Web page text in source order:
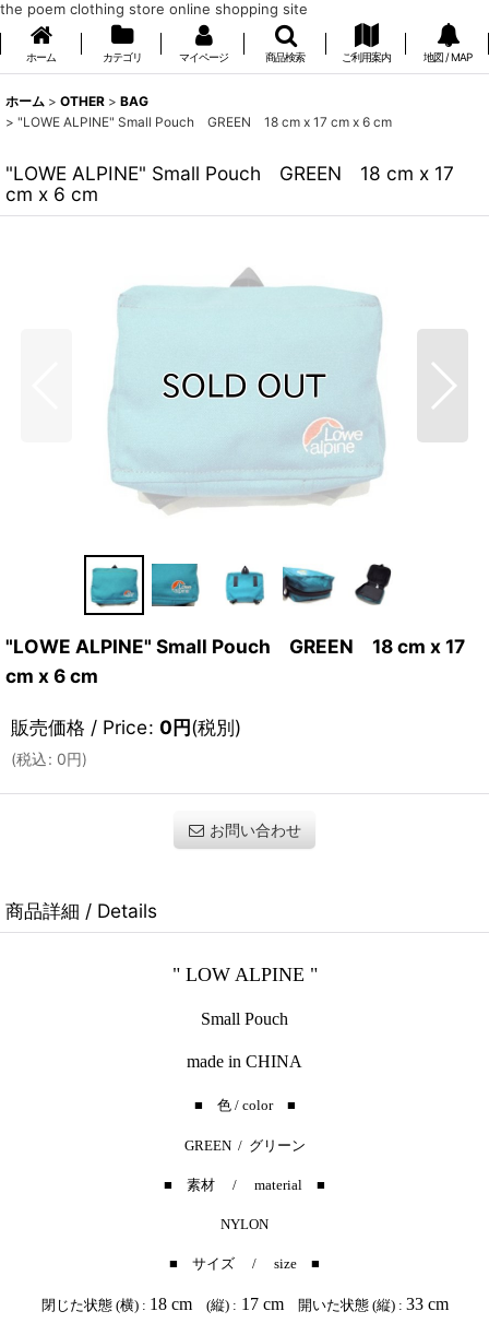
the poem clothing store online shopping site
ホーム カテゴリ マイページ 商品検索 ご利用案内 地図 / MAP
ホーム > OTHER > BAG
> "LOWE ALPINE" Small Pouch GREEN 18 cm x 17 cm x 6 cm
"LOWE ALPINE" Small Pouch GREEN 18 cm x 17
cm x 6 cm
"LOWE ALPINE" Small Pouch GREEN 18 cm x 17
cm x 6 cm
販売価格 / Price: 0円(税別)
(税込: 0円)
お問い合わせ
商品詳細 / Details
" LOW ALPINE "
Small Pouch
made in CHINA
■ 色 / color ■
GREEN / グリーン
■ 素材 / material ■
NYLON
■ サイズ / size ■
閉じた状態 (横) : 18 cm(縦) : 17 cm開いた状態 (縦) : 33 cm